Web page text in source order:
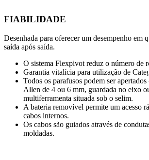
FIABILIDADE
Desenhada para oferecer um desempenho em
saída após saída.
O sistema Flexpivot reduz o número de
Garantia vitalícia para utilização de
Todos os parafusos podem ser
Allen de 4 ou 6 mm, guardada no eixo
multiferramenta situada sob o selim.
A bateria removível permite um acesso
cabos internos.
Os cabos são guiados através de
moldadas.